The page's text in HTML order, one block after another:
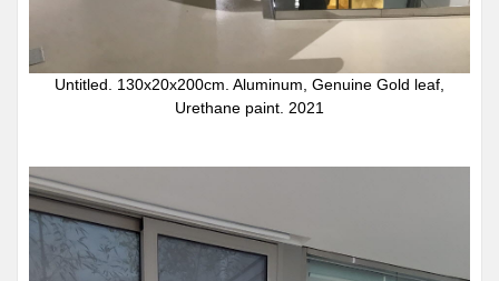
Untitled. 130x20x200cm. Aluminum, Genuine Gold leaf,
Urethane paint. 2021